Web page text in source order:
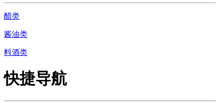
醋类
酱油类
料酒类
快捷导航